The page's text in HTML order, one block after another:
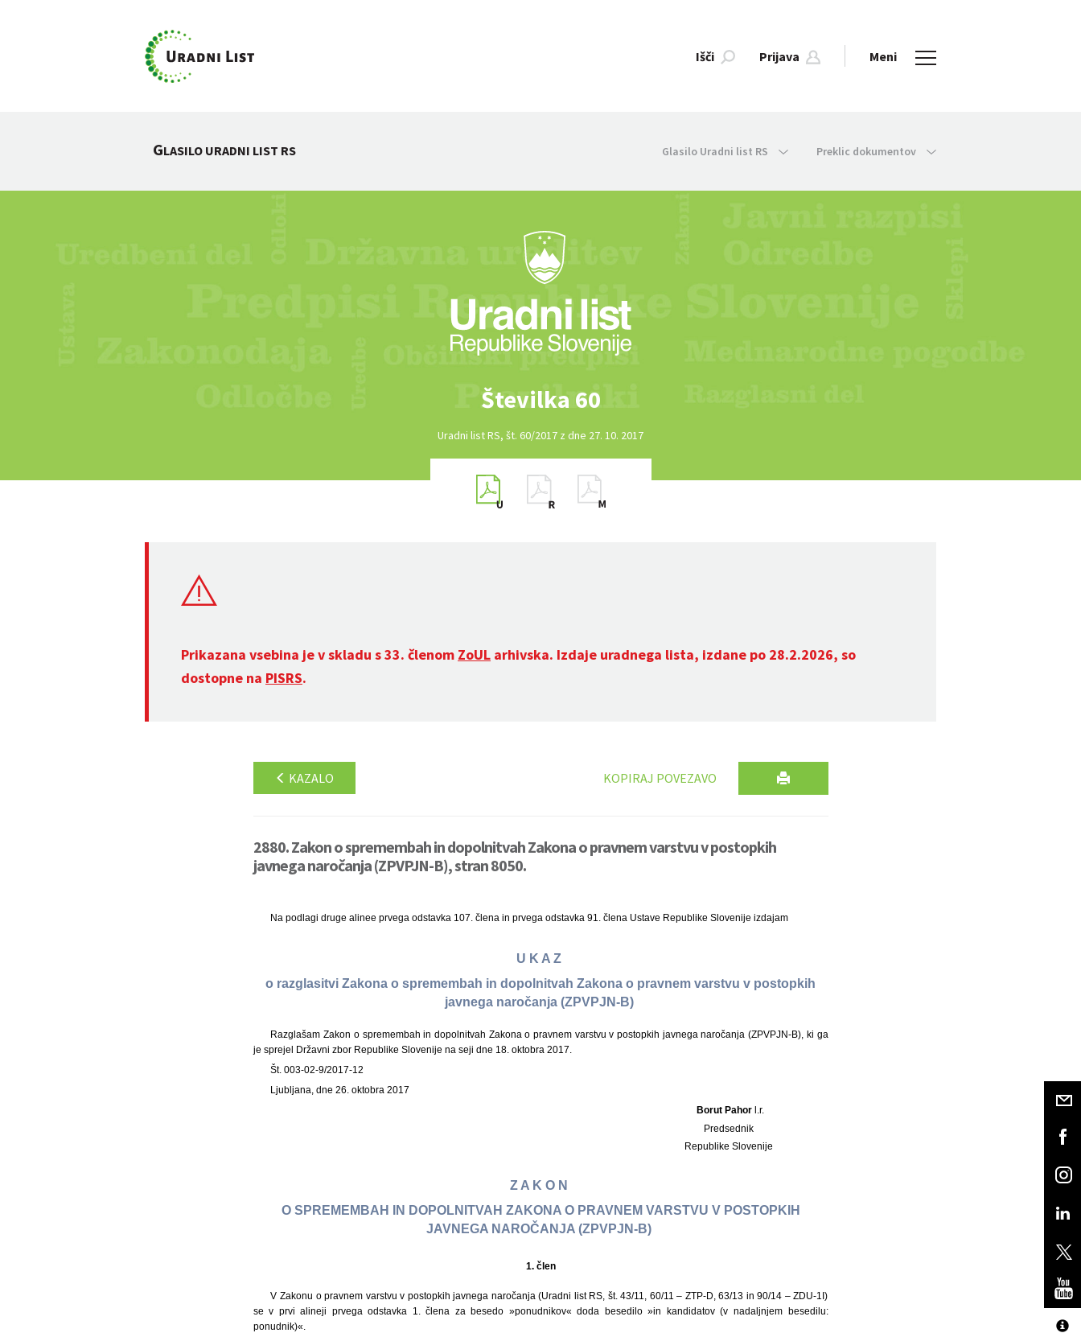
Išči Prijava Meni
GLASILO URADNI LIST RS Glasilo Uradni list RS Preklic dokumentov
Številka 60
Uradni list RS, št. 60/2017 z dne 27. 10. 2017
Prikazana vsebina je v skladu s 33. členom ZoUL arhivska. Izdaje uradnega lista, izdane po 28.2.2026, so
dostopne na PISRS.
KAZALO KOPIRAJ POVEZAVO
2880. Zakon o spremembah in dopolnitvah Zakona o pravnem varstvu v postopkih
javnega naročanja (ZPVPJN-B), stran 8050.
Na podlagi druge alinee prvega odstavka 107. člena in prvega odstavka 91. člena Ustave Republike Slovenije izdajam
U K A Z
o razglasitvi Zakona o spremembah in dopolnitvah Zakona o pravnem varstvu v postopkih
javnega naročanja (ZPVPJN-B)
Razglašam Zakon o spremembah in dopolnitvah Zakona o pravnem varstvu v postopkih javnega naročanja (ZPVPJN-B), ki ga
je sprejel Državni zbor Republike Slovenije na seji dne 18. oktobra 2017.
Št. 003-02-9/2017-12
Ljubljana, dne 26. oktobra 2017
Borut Pahorl.r.
Predsednik
Republike Slovenije
Z A K O N
O SPREMEMBAH IN DOPOLNITVAH ZAKONA O PRAVNEM VARSTVU V POSTOPKIH
JAVNEGA NAROČANJA (ZPVPJN-B)
1. člen
V Zakonu o pravnem varstvu v postopkih javnega naročanja (Uradni list RS, št. 43/11, 60/11 – ZTP-D, 63/13 in 90/14 – ZDU-1I)
se v prvi alineji prvega odstavka 1. člena za besedo »ponudnikov« doda besedilo »in kandidatov (v nadaljnjem besedilu:
ponudnik)«.